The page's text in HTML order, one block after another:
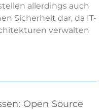
allerdings auch
Sicherheit dar, da IT-
verwalten
Open Source